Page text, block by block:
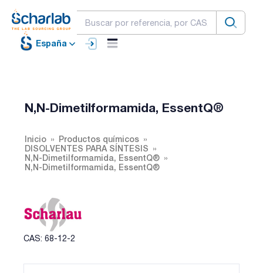
España
N,N-Dimetilformamida, EssentQ®
Inicio
Productos químicos
DISOLVENTES PARA SÍNTESIS
N,N-Dimetilformamida, EssentQ®
N,N-Dimetilformamida, EssentQ®
CAS: 68-12-2